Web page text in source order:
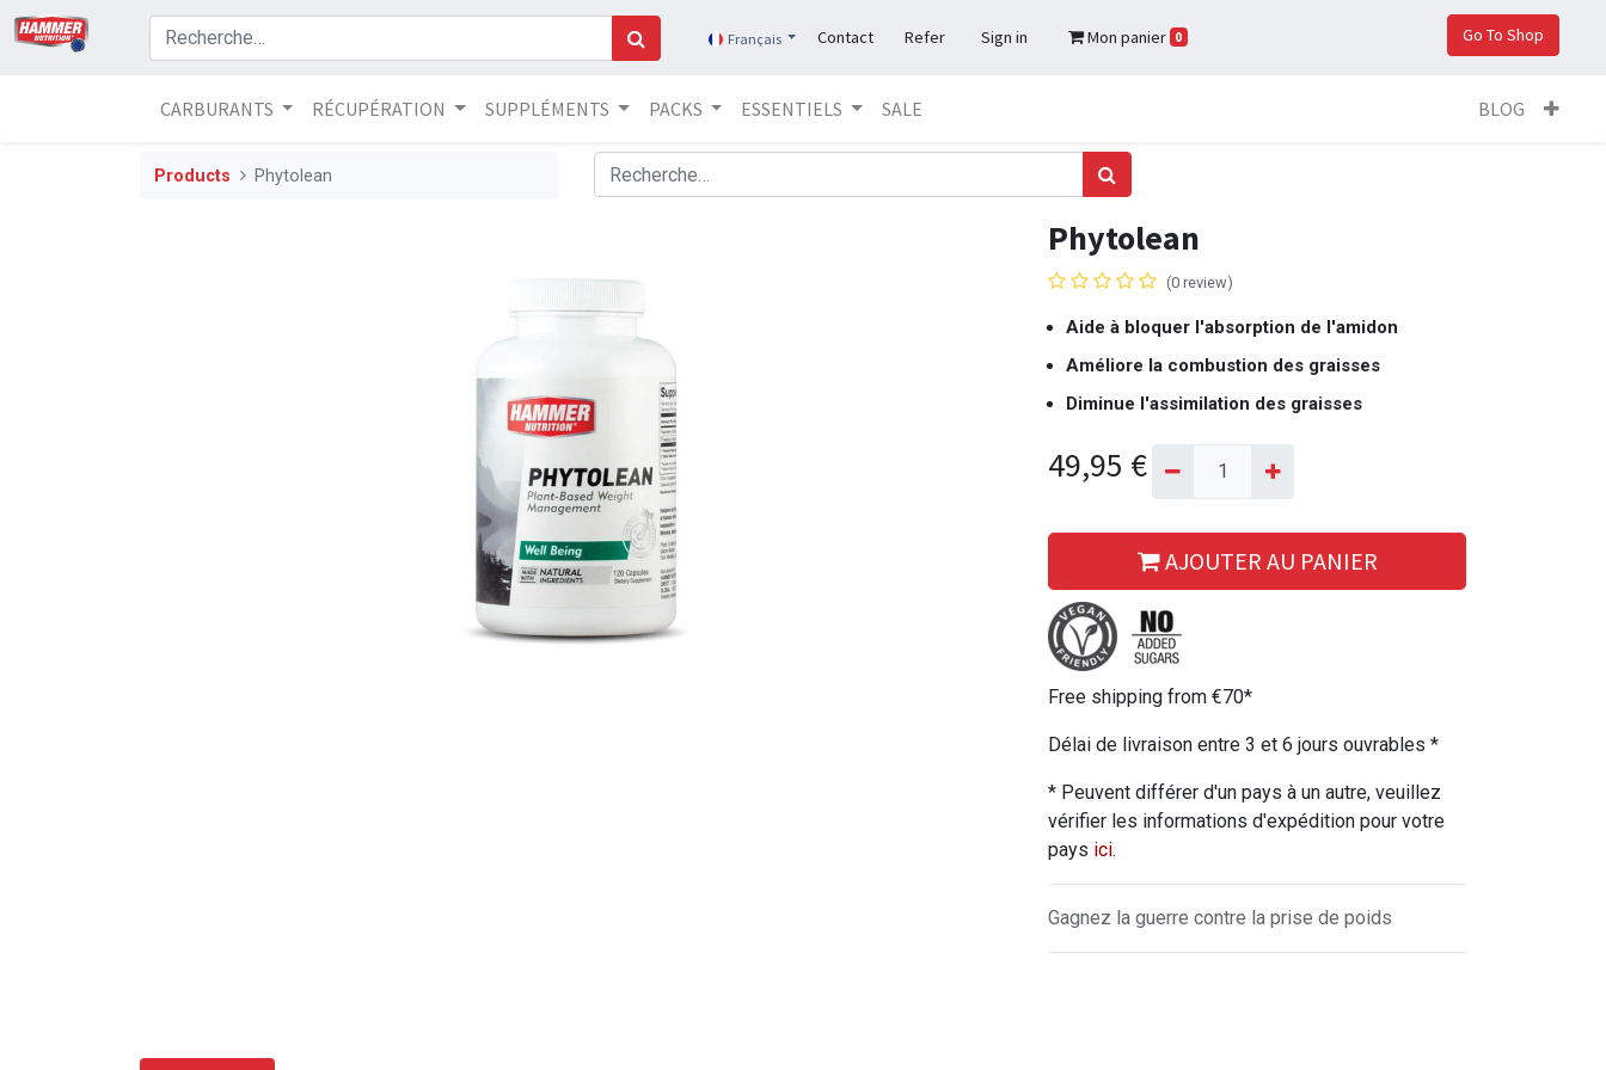
Français Contact Refer Sign in Mon panier 0 Go To Shop
CARBURANTS RÉCUPÉRATION SUPPLÉMENTS PACKS ESSENTIELS SALE BLOG
Products Phytolean
Phytolean
(0 review)
Aide à bloquer l'absorption de l'amidon
Améliore la combustion des graisses
Diminue l'assimilation des graisses
49,95 €
AJOUTER AU PANIER
Free shipping from €70*
Délai de livraison entre 3 et 6 jours ouvrables *
* Peuvent différer d'un pays à un autre, veuillez
vérifier les informations d'expédition pour votre
pays ici.
Gagnez la guerre contre la prise de poids